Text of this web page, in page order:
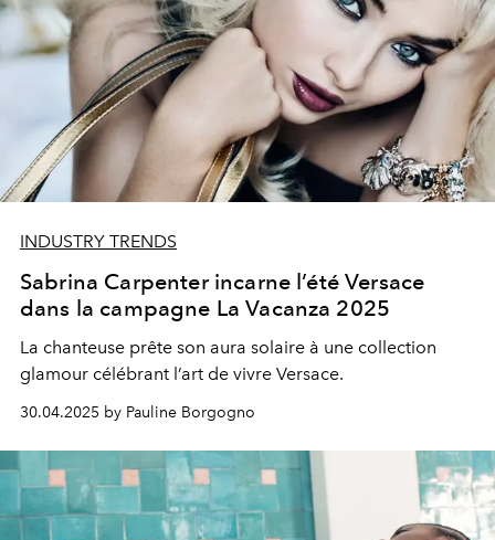
INDUSTRY TRENDS
Sabrina Carpenter incarne l’été Versace
dans la campagne La Vacanza 2025
La chanteuse prête son aura solaire à une collection
glamour célébrant l’art de vivre Versace.
30.04.2025 by Pauline Borgogno